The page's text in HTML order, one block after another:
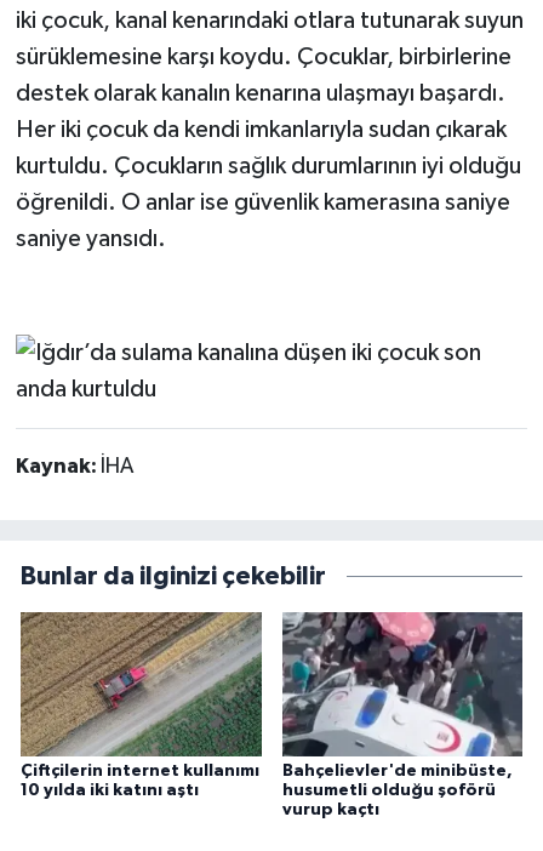
iki çocuk, kanal kenarındaki otlara tutunarak suyun
sürüklemesine karşı koydu. Çocuklar, birbirlerine
destek olarak kanalın kenarına ulaşmayı başardı.
Her iki çocuk da kendi imkanlarıyla sudan çıkarak
kurtuldu. Çocukların sağlık durumlarının iyi olduğu
öğrenildi. O anlar ise güvenlik kamerasına saniye
saniye yansıdı.
Kaynak: İHA
Bunlar da ilginizi çekebilir
Çiftçilerin internet kullanımı
10 yılda iki katını aştı
Bahçelievler'de minibüste,
husumetli olduğu şoförü
vurup kaçtı